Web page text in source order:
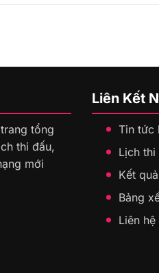
tổng
thi đấu,
mới
Liên Kết
Tin tức
Lịch thi
Kết quả
Bảng
Liên hệ